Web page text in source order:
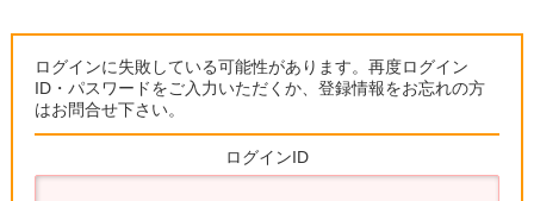
ログインに失敗している可能性があります。再度ログイン
ID・パスワードをご入力いただくか、登録情報をお忘れの方
はお問合せ下さい。
ログインID